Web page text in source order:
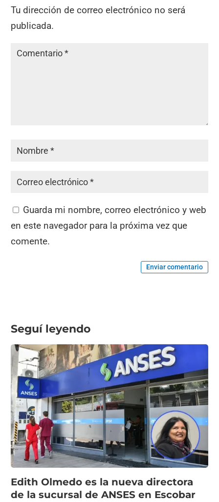
Tu dirección de correo electrónico no será
publicada.
Guarda mi nombre, correo electrónico y web
en este navegador para la próxima vez que
comente.
Enviar comentario
Seguí leyendo
Edith Olmedo es la nueva directora
de la sucursal de ANSES en Escobar